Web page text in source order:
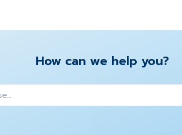
How can we help you?